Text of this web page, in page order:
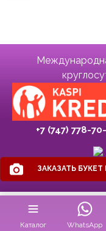
Каталог WhatsApp
+7 (747) 778-
ЗАКАЗАТЬ